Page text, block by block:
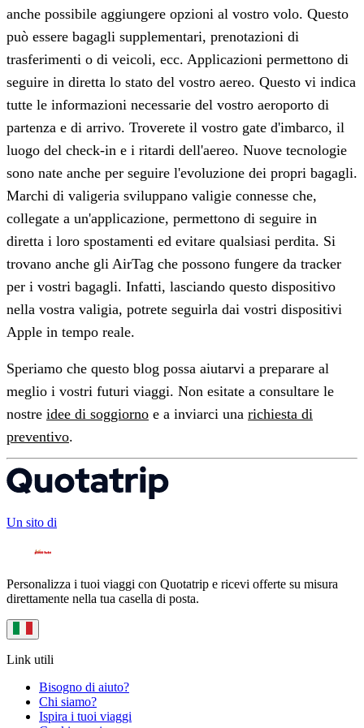
anche possibile aggiungere opzioni al vostro volo. Questo
può essere bagagli supplementari, prenotazioni di
trasferimenti o di veicoli, ecc. Applicazioni permettono di
seguire in diretta lo stato del vostro aereo. Questo vi indica
tutte le informazioni necessarie del vostro aeroporto di
partenza e di arrivo. Troverete il vostro gate d'imbarco, il
luogo del check-in e i ritardi dell'aereo. Nuove tecnologie
sono nate anche per seguire l'evoluzione dei propri bagagli.
Marchi di valigeria sviluppano valigie connesse che,
collegate a un'applicazione, permettono di seguire in
diretta i loro spostamenti ed evitare qualsiasi perdita. Si
trovano anche gli AirTag che possono fungere da tracker
per i vostri bagagli. Infatti, lasciando questo dispositivo
nella vostra valigia, potrete seguirla dai vostri dispositivi
Apple in tempo reale.
Speriamo che questo blog possa aiutarvi a preparare al
meglio i vostri futuri viaggi. Non esitate a consultare le
nostre idee di soggiorno e a inviarci una richiesta di
preventivo.
Un sito di
Personalizza i tuoi viaggi con Quotatrip e ricevi offerte su misura
direttamente nella tua casella di posta.
Link utili
Bisogno di aiuto?
Chi siamo?
Ispira i tuoi viaggi